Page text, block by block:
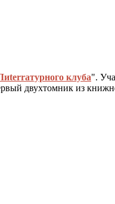
клуба".
двухтомник из